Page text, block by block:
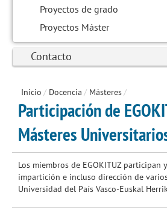
Proyectos de grado
Proyectos Máster
Contacto
Inicio / Docencia / Másteres/
Participación de
Másteres
Los miembros de EGOKITUZ participan
impartición e incluso dirección de
Universidad del País Vasco-Euskal